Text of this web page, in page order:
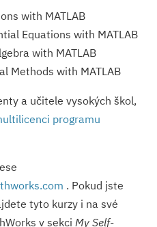
with MATLAB
Equations with MATLAB
with MATLAB
Methods with MATLAB
a učitele vysokých škol,
programu
. Pokud jste
tyto kurzy i na své
v sekci My Self-